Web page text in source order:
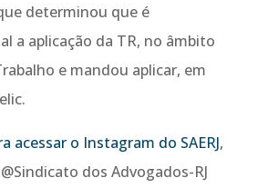
determinou que é
a aplicação da TR, no âmbito
e mandou aplicar, em
acessar o Instagram do SAERJ,
dos Advogados-RJ